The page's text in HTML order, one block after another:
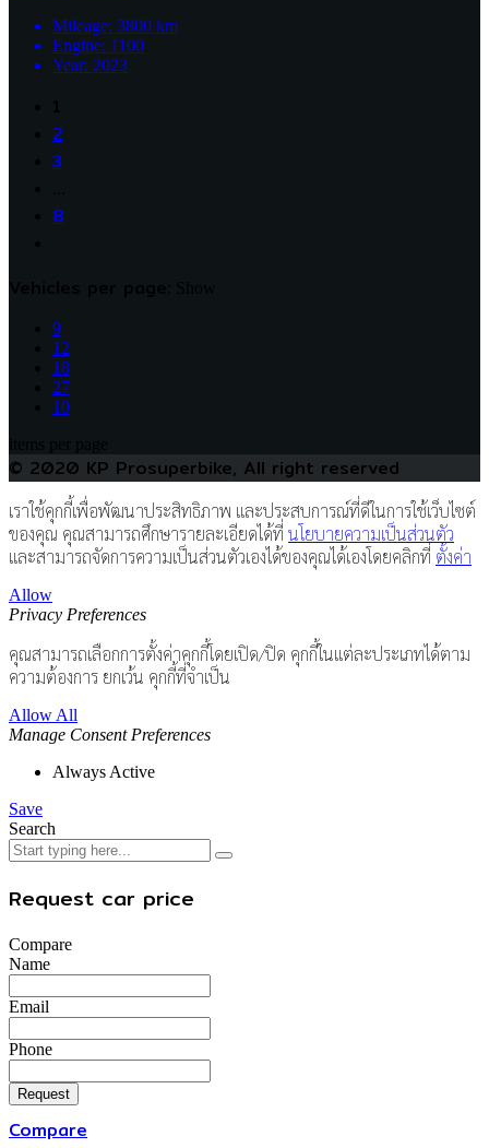
Mileage: 3800 km
Engine: 1100
Year: 2023
2
3
8
9
12
18
27
10
© 2020 KP Prosuperbike, All right reserved
เราใช้คุกกี้เพื่อพัฒนาประสิทธิภาพ และประสบการณ์ที่ดีในการใช้เว็บไซต์
ของคุณ คุณสามารถศึกษารายละเอียดได้ที่ นโยบายความเป็นส่วนตัว
และสามารถจัดการความเป็นส่วนตัวเองได้ของคุณได้เองโดยคลิกที่ ตั้งค่า
Allow
Privacy Preferences
คุณสามารถเลือกการตั้งค่าคุกกี้โดยเปิด/ปิด คุกกี้ในแต่ละประเภทได้ตาม
ความต้องการ ยกเว้น คุกกี้ที่จำเป็น
Allow All
Manage Consent Preferences
Always Active
Save
Search
Request car price
Compare
Name
Email
Phone
Request
Compare